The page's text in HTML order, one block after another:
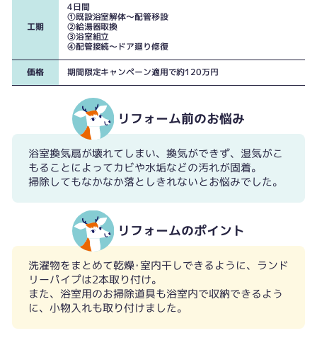
工期
4日間
①既設浴室解体～配管移設
②給湯器取換
③浴室組立
④配管接続～ドア廻り修復
価格 期間限定キャンペーン適用で約120万円
リフォーム前のお悩み
浴室換気扇が壊れてしまい、換気ができず、湿気がこ
もることによってカビや水垢などの汚れが固着。
掃除してもなかなか落としきれないとお悩みでした。
リフォームのポイント
洗濯物をまとめて乾燥･室内干しできるように、ランド
リーパイプは2本取り付け。
また、浴室用のお掃除道具も浴室内で収納できるよう
に、小物入れも取り付けました。